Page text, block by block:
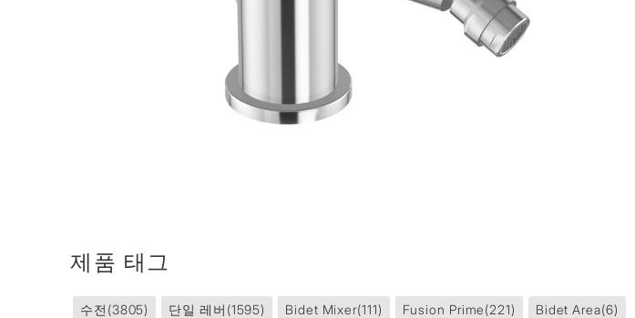
제품 태그
수전 (3805) 단일 레버 (1595) Bidet Mixer(111) Fusion Prime(221) Bidet Area(6)